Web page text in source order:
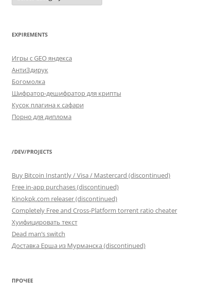
FROM
EXPIREMENTS
Игры с GEO яндекса
АнтиЗдирук
Богомолка
Шифратор-дешифратор для крипты
Кусок плагина к сафари
Порно для диплома
/DEV/PROJECTS
Buy Bitcoin Instantly / Visa / Mastercard (discontinued)
Free in-app purchases (discontinued)
Kinokpk.com releaser (discontinued)
Completely Free and Cross-Platform torrent ratio cheater
Хуифицировать текст
Dead man’s switch
Доставка Ерша из Мурманска (discontinued)
ПРОЧЕЕ